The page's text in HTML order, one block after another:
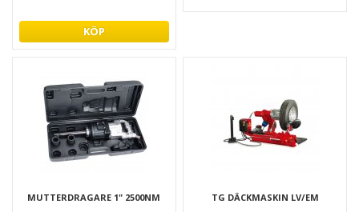
KÖP
MUTTERDRAGARE 1" 2500NM TG DÄCKMASKIN LV/EM